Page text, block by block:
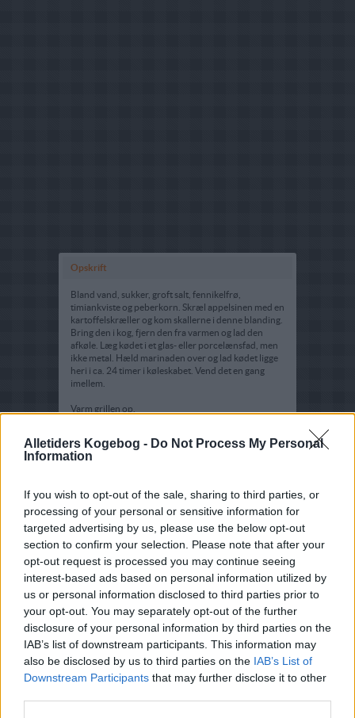
Alletiders Kogebog - Do Not Process My Personal
Information
If you wish to opt-out of the sale, sharing to third parties, or
processing of your personal or sensitive information for
targeted advertising by us, please use the below opt-out
section to confirm your selection. Please note that after your
opt-out request is processed you may continue seeing
interest-based ads based on personal information utilized by
us or personal information disclosed to third parties prior to
your opt-out. You may separately opt-out of the further
disclosure of your personal information by third parties on the
IAB’s list of downstream participants. This information may
also be disclosed by us to third parties on the IAB’s List of
Downstream Participants that may further disclose it to other
Opskrift
Bland vand, sukker, groft salt, fennikelfrø,
timiankviste og peberkorn. Skræl appelsinen med en
kartoffelskræller og kom skallerne i denne blanding.
Bring den i kog, fjern den fra varmen og lad den
afkøle. Læg kødet i et glas- eller porcelænsfad, men
ikke metal. Hæld marinaden over og lad kødet ligge
heri i ca. 24 timer i køleskabet. Vend det en gang
imellem.
Varm grillen op.
indirekte varme. Si marinaden, smid væsken væk og
smid krydderierne direkte på kullene. Luk grillen og
Lad kødet stå mindst 10 minutter før der skæres i
det. Tilbered salaten imens.